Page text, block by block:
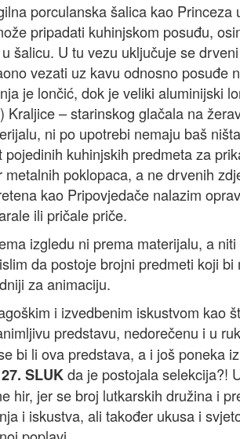
porculanska šalica kao Princeza
pripadati kuhinjskom posuđu,
šalicu. U tu vezu uključuje se
vezati uz kavu odnosno posuđe
je lončić, dok je veliki aluminijski
– starinskog glačala na
ni po upotrebi nemaju baš ništa
kuhinjskih predmeta za
poklopaca, a ne drvenih
kao Pripovjedače nalazim
ili pričale priče.
izgledu ni prema materijalu, a niti
da postoje brojni predmeti koji bi
za animaciju.
i izvedbenim iskustvom kao
predstavu, nedorečenu i u
bi li ova predstava, a i još poneka iz
27. SLUKda je postojala selekcija?!
hir, jer se broj lutkarskih družina i
i iskustva, ali također ukusa i